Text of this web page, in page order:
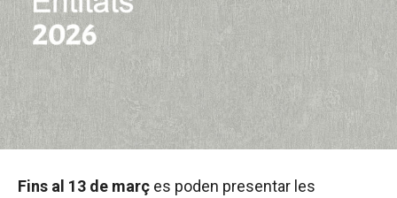
Fins al 13 de març es poden presentar les